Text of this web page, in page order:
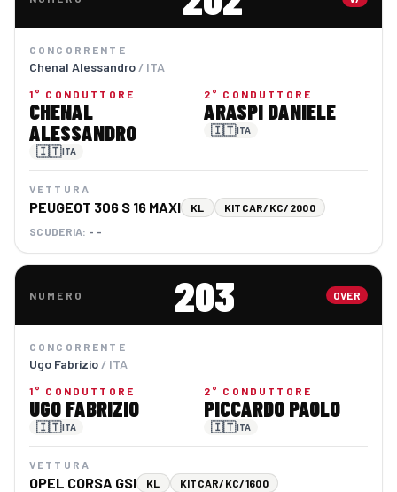
CONCORRENTE
Chenal Alessandro / ITA
1° CONDUTTORE
CHENAL
ALESSANDRO
🇮🇹ITA
2° CONDUTTORE
ARASPI DANIELE
🇮🇹ITA
VETTURA
PEUGEOT 306 S 16 MAXI KL
KITCAR/KC/2000
SCUDERIA: - -
NUMERO 203 OVER
CONCORRENTE
Ugo Fabrizio / ITA
1° CONDUTTORE
UGO FABRIZIO
🇮🇹ITA
2° CONDUTTORE
PICCARDO PAOLO
🇮🇹ITA
VETTURA
OPEL CORSA GSI KL
KITCAR/KC/1600